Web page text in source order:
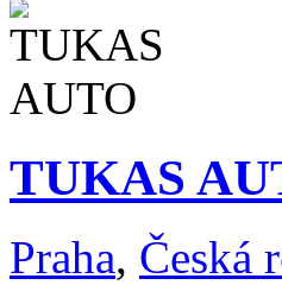
TUKAS
Praha, Česká